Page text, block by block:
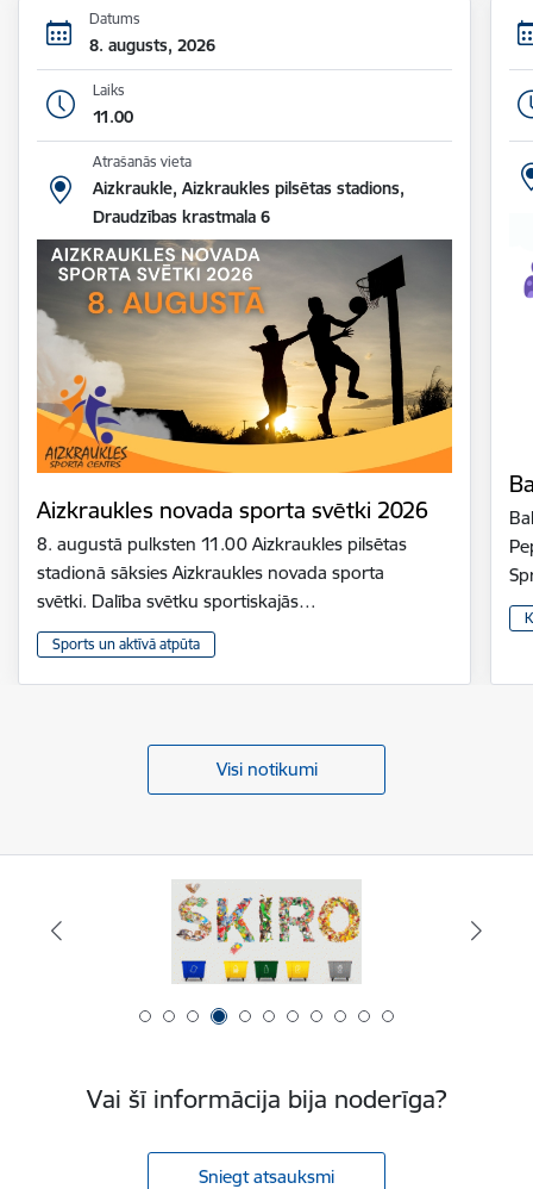
Datums
8. augusts, 2026
Laiks
11.00
Atrašanās vieta
Aizkraukle, Aizkraukles pilsētas stadions,
Draudzības krastmala 6
Aizkraukles novada sporta svētki 2026
8. augustā pulksten 11.00 Aizkraukles pilsētas
stadionā sāksies Aizkraukles novada sporta
svētki. Dalība svētku sportiskajās…
Sports un aktīvā atpūta
Visi notikumi
Vai šī informācija bija noderīga?
Sniegt atsauksmi